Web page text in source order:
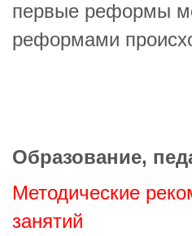
первые реформы
реформами
Образование,
Методические
занятий